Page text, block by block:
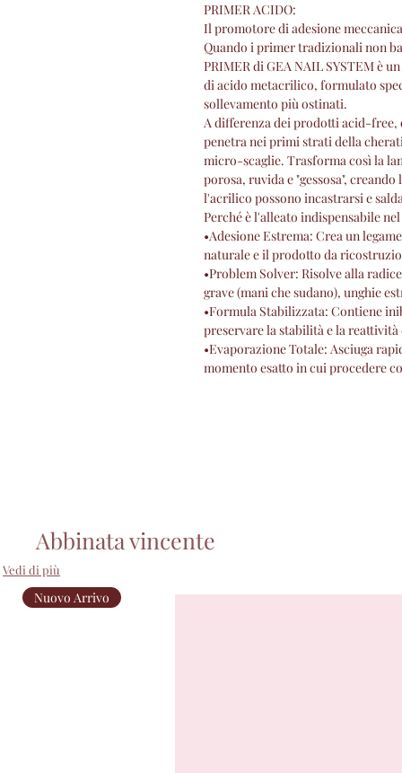
PRIMER ACIDO:
​Il promotore di adesione
​Quando i primer tradizionali non
PRIMER di GEA NAIL SYSTEM è
di acido metacrilico, formulato
sollevamento più ostinati.
​A differenza dei prodotti acid-free,
penetra nei primi strati della
micro-scaglie. Trasforma così la
porosa, ruvida e "gessosa",
l'acrilico possono incastrarsi e
​Perché è l'alleato indispensabile
•​Adesione Estrema: Crea un
naturale e il prodotto da
•​Problem Solver: Risolve alla
grave (mani che sudano), unghie
•​Formula Stabilizzata: Contiene
preservare la stabilità e la
•​Evaporazione Totale: Asciuga
momento esatto in cui procedere
Abbinata vincente
Nuovo Arrivo
Vedi di più